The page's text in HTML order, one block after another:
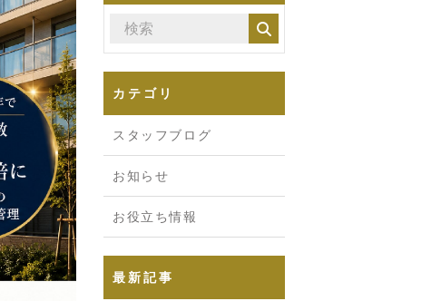
カテゴリ
スタッフブログ
お知らせ
お役立ち情報
最新記事